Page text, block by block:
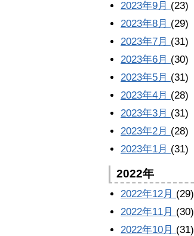
2023年9月 (23)
2023年8月 (29)
2023年7月 (31)
2023年6月 (30)
2023年5月 (31)
2023年4月 (28)
2023年3月 (31)
2023年2月 (28)
2023年1月 (31)
2022年
2022年12月 (29)
2022年11月 (30)
2022年10月 (31)